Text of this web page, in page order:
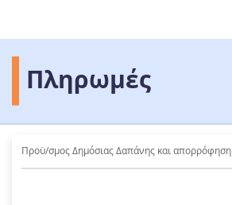
Πληρωμές
Προϋ/σμος Δημόσιας Δαπάνης και απορρόφηση